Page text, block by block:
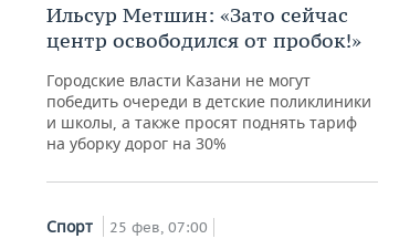
Ильсур Метшин: «Зато сейчас
центр освободился от пробок!»
Городские власти Казани не могут
победить очереди в детские поликлиники
и школы, а также просят поднять тариф
на уборку дорог на 30%
Спорт 25 фев, 07:00